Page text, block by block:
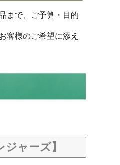
まで、ご予算・目的
客様のご希望に添え
ャーズ】